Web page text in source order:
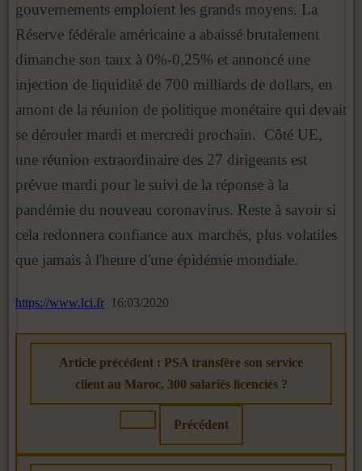
gouvernements emploient les grands moyens. La
Réserve fédérale américaine a abaissé brutalement
dimanche son taux à 0%-0,25% et annoncé une
injection de liquidité de 700 milliards de dollars, en
amont de la réunion de politique monétaire qui devait
se dérouler mardi et mercredi prochain. Côté UE,
une réunion extraordinaire des 27 dirigeants est
prévue mardi pour le suivi de la réponse à la
pandémie du nouveau coronavirus. Reste à savoir si
cela redonnera confiance aux marchés, plus volatiles
que jamais à l'heure d'une épidémie mondiale.
https://www.lci.fr 16:03/2020
Article précédent : PSA transfère son service
client au Maroc, 300 salariés licenciés ?
Précédent